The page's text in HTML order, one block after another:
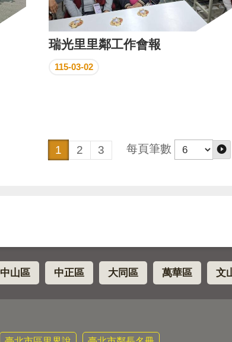
瑞光里里鄰工作會報
115-03-02
1 2 3 每頁筆數
中山區 中正區 大同區 萬華區 文